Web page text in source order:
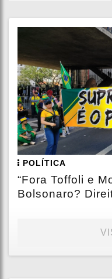
POLÍTICA
“Fora Toffoli e
Bolsonaro?